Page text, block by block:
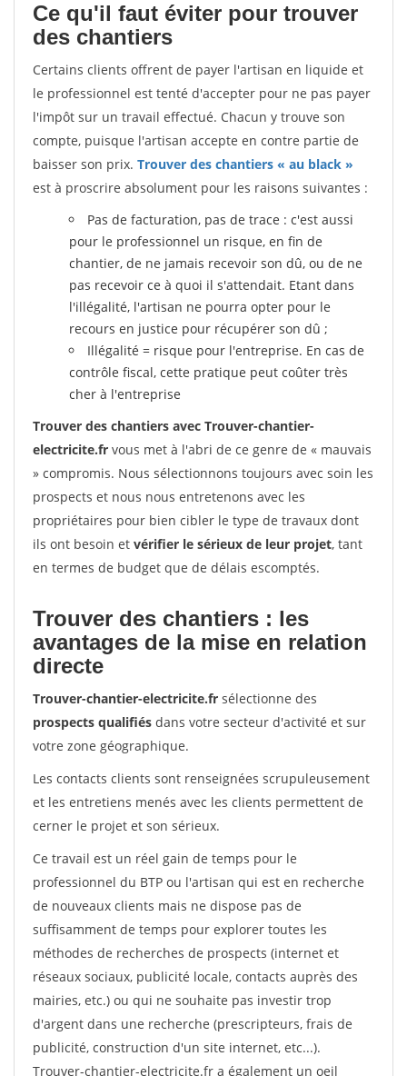
Ce qu'il faut éviter pour trouver
des chantiers
Certains clients offrent de payer l'artisan en liquide et
le professionnel est tenté d'accepter pour ne pas payer
l'impôt sur un travail effectué. Chacun y trouve son
compte, puisque l'artisan accepte en contre partie de
baisser son prix. Trouver des chantiers « au black »
est à proscrire absolument pour les raisons suivantes :
Pas de facturation, pas de trace : c'est aussi
pour le professionnel un risque, en fin de
chantier, de ne jamais recevoir son dû, ou de ne
pas recevoir ce à quoi il s'attendait. Etant dans
l'illégalité, l'artisan ne pourra opter pour le
recours en justice pour récupérer son dû ;
Illégalité = risque pour l'entreprise. En cas de
contrôle fiscal, cette pratique peut coûter très
cher à l'entreprise
Trouver des chantiers avec Trouver-chantier-
electricite.fr vous met à l'abri de ce genre de « mauvais
» compromis. Nous sélectionnons toujours avec soin les
prospects et nous nous entretenons avec les
propriétaires pour bien cibler le type de travaux dont
ils ont besoin et vérifier le sérieux de leur projet, tant
en termes de budget que de délais escomptés.
Trouver des chantiers : les
avantages de la mise en relation
directe
Trouver-chantier-electricite.fr sélectionne des
prospects qualifiés dans votre secteur d'activité et sur
votre zone géographique.
Les contacts clients sont renseignées scrupuleusement
et les entretiens menés avec les clients permettent de
cerner le projet et son sérieux.
Ce travail est un réel gain de temps pour le
professionnel du BTP ou l'artisan qui est en recherche
de nouveaux clients mais ne dispose pas de
suffisamment de temps pour explorer toutes les
méthodes de recherches de prospects (internet et
réseaux sociaux, publicité locale, contacts auprès des
mairies, etc.) ou qui ne souhaite pas investir trop
d'argent dans une recherche (prescripteurs, frais de
publicité, construction d'un site internet, etc...).
Trouver-chantier-electricite.fr a également un oeil